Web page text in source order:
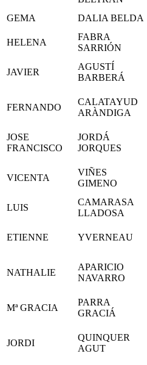
GEMA DALIA BELDA
HELENA
FABRA
SARRIÓN
JAVIER
AGUSTÍ
BARBERÁ
FERNANDO
CALATAYUD
ARÀNDIGA
JOSE
FRANCISCO
JORDÁ
JORQUES
VICENTA
VIÑES
GIMENO
LUIS
CAMARASA
LLADOSA
ETIENNE YVERNEAU
NATHALIE
APARICIO
NAVARRO
Mª GRACIA
PARRA
GRACIÁ
JORDI
QUINQUER
AGUT